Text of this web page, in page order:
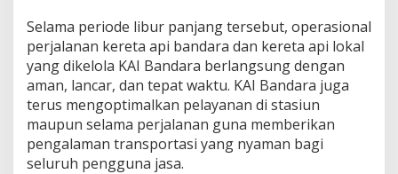
Selama periode libur panjang tersebut, operasional
perjalanan kereta api bandara dan kereta api lokal
yang dikelola KAI Bandara berlangsung dengan
aman, lancar, dan tepat waktu. KAI Bandara juga
terus mengoptimalkan pelayanan di stasiun
maupun selama perjalanan guna memberikan
pengalaman transportasi yang nyaman bagi
seluruh pengguna jasa.